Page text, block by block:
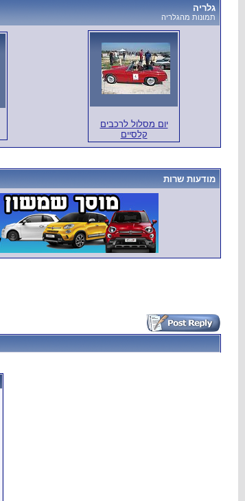
גלריה
תמונות מהגלריה
יום מסלול לרכבים
קלסיים
מודעות שרות